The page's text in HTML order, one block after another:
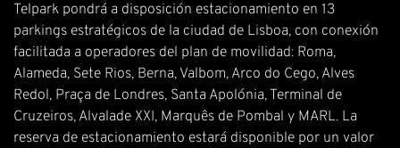
Telpark pondrá a disposición estacionamiento en 13
parkings estratégicos de la ciudad de Lisboa, con conexión
facilitada a operadores del plan de movilidad: Roma,
Alameda, Sete Rios, Berna, Valbom, Arco do Cego, Alves
Redol, Praça de Londres, Santa Apolónia, Terminal de
Cruzeiros, Alvalade XXI, Marquês de Pombal y MARL. La
reserva de estacionamiento estará disponible por un valor